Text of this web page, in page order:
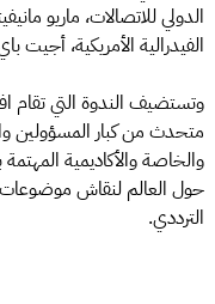
الدولي للاتصالات، ماريو
الفيدرالية الأمريكية، أجيت
متحدث من كبار المسؤولين
حول العالم لنقاش
الترددي.